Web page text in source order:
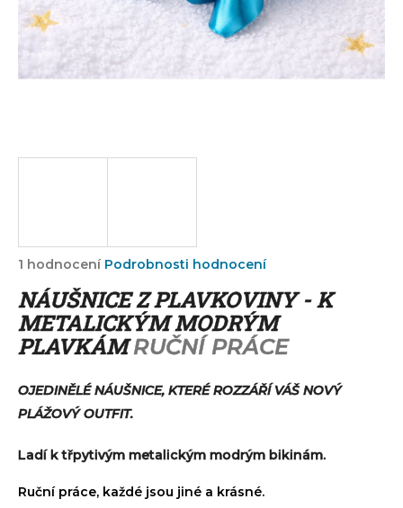
Průměrné
produktu
je
5,0
z
hvězdiček.
1 hodnocení Podrobnosti hodnocení
NÁUŠNICE Z PLAVKOVINY - K
METALICKÝM MODRÝM
PLAVKÁMRUČNÍ PRÁCE
OJEDINĚLÉ NÁUŠNICE, KTERÉ ROZZÁŘÍ VÁŠ NOVÝ
PLÁŽOVÝ OUTFIT.
Ladí k třpytivým metalickým modrým bikinám.
Ruční práce, každé jsou jiné a krásné.
a
j
í
D
o
p
o
u
č
u
j
e
m